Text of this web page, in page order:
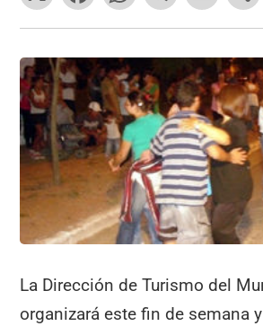
a
c
e
b
o
o
k
h
at
s
A
p
p
el
e
gr
a
m
m
ai
l
La Dirección de Turismo del
organizará este fin de semana